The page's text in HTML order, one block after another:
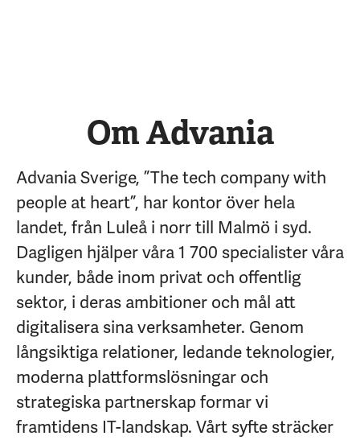
Om Advania
Advania Sverige, ”The tech company with
people at heart”, har kontor över hela
landet, från Luleå i norr till Malmö i syd.
Dagligen hjälper våra 1 700 specialister våra
kunder, både inom privat och offentlig
sektor, i deras ambitioner och mål att
digitalisera sina verksamheter. Genom
långsiktiga relationer, ledande teknologier,
moderna plattformslösningar och
strategiska partnerskap formar vi
framtidens IT-landskap. Vårt syfte sträcker